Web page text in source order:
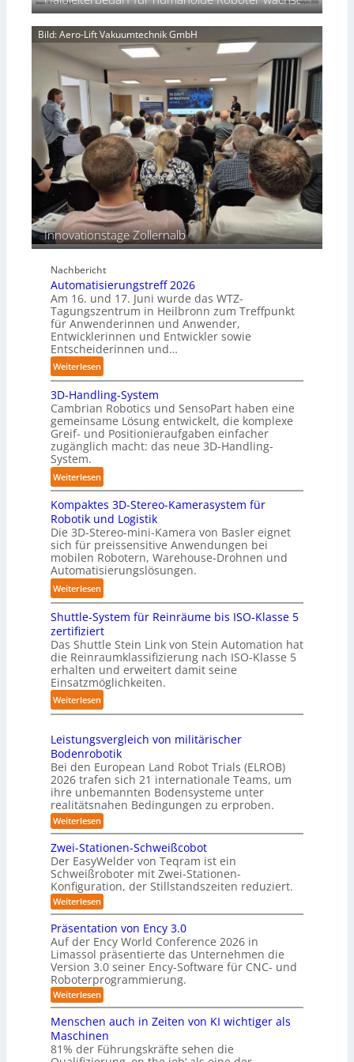
u
n
g
s
c
h
i
n
e
p
e
r
o
b
o
t
a
n
k
r
r
o
i
o
n
s
s
t
ä
i
g
e
P
o
l
y
m
e
r
l
a
g
e
r
f
ü
r
T
a
u
h
r
o
b
o
t
e
Bild: Aero-Lift Vakuumtechnik GmbH
Innovationstage Zollernalb
Nachbericht
Automatisierungstreff 2026
Am 16. und 17. Juni wurde das WTZ-
Tagungszentrum in Heilbronn zum Treffpunkt
für Anwenderinnen und Anwender,
Entwicklerinnen und Entwickler sowie
Entscheiderinnen und…
Weiterlesen:
A
u
t
o
m
t
i
s
i
e
r
u
n
g
s
t
r
e
f
f
0
6
3D-Handling-System
Cambrian Robotics und SensoPart haben eine
gemeinsame Lösung entwickelt, die komplexe
Greif- und Positionieraufgaben einfacher
zugänglich macht: das neue 3D-Handling-
System.
Weiterlesen:
3
D
-
H
a
n
d
l
n
g
-
S
y
s
t
m
Kompaktes 3D-Stereo-Kamerasystem für
Robotik und Logistik
Die 3D-Stereo-mini-Kamera von Basler eignet
sich für preissensitive Anwendungen bei
mobilen Robotern, Warehouse-Drohnen und
Automatisierungslösungen.
Weiterlesen:
K
o
m
p
a
k
t
e
3
D
-
S
t
e
r
e
o
-
K
a
m
e
r
a
s
y
s
t
e
m
Shuttle-System für Reinräume bis ISO-Klasse 5
zertifiziert
Das Shuttle Stein Link von Stein Automation hat
die Reinraumklassifizierung nach ISO-Klasse 5
erhalten und erweitert damit seine
Einsatzmöglichkeiten.
Weiterlesen:
S
u
t
t
l
e
-
S
y
s
t
e
m
f
ü
r
R
e
i
r
ä
u
Leistungsvergleich von militärischer
Bodenrobotik
Bei den European Land Robot Trials (ELROB)
2026 trafen sich 21 internationale Teams, um
ihre unbemannten Bodensysteme unter
realitätsnahen Bedingungen zu erproben.
Weiterlesen:
L
e
i
s
t
u
n
g
s
v
e
r
g
l
e
i
c
h
v
o
n
Zwei-Stationen-Schweißcobot
Der EasyWelder von Teqram ist ein
Schweißroboter mit Zwei-Stationen-
Konfiguration, der Stillstandszeiten reduziert.
Weiterlesen:
Z
w
e
i
-
S
t
a
t
i
o
n
e
n
Präsentation von Ency 3.0
Auf der Ency World Conference 2026 in
Limassol präsentierte das Unternehmen die
Version 3.0 seiner Ency-Software für CNC- und
Roboterprogrammierung.
Weiterlesen:
P
ä
s
e
Menschen auch in Zeiten von KI wichtiger als
Maschinen
81% der Führungskräfte sehen die